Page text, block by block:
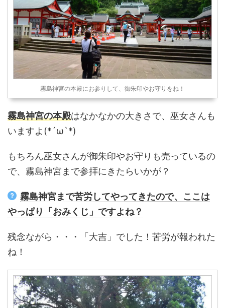
霧島神宮の本殿にお参りして、御朱印やお守りをね！
霧島神宮の本殿はなかなかの大きさで、巫女さんも
いますよ(*´ω`*)
もちろん巫女さんが御朱印やお守りも売っているの
で、霧島神宮まで参拝にきたらいかが？
霧島神宮まで苦労してやってきたので、ここは
やっぱり「おみくじ」ですよね？
残念ながら・・・「大吉」でした！苦労が報われた
ね！